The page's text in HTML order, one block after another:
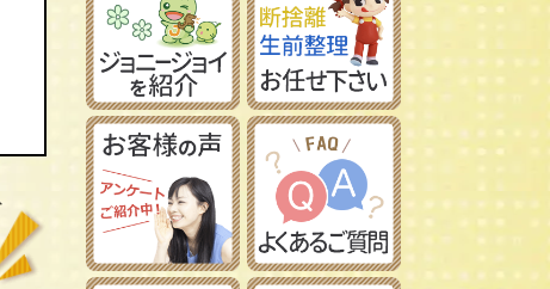
ストラクチャー
Ｇゲージ
Ｏゲージ